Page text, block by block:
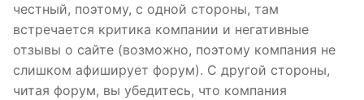
честный, поэтому, с одной стороны, там
встречается критика компании и негативные
отзывы о сайте (возможно, поэтому компания не
слишком афиширует форум). С другой стороны,
читая форум, вы убедитесь, что компания